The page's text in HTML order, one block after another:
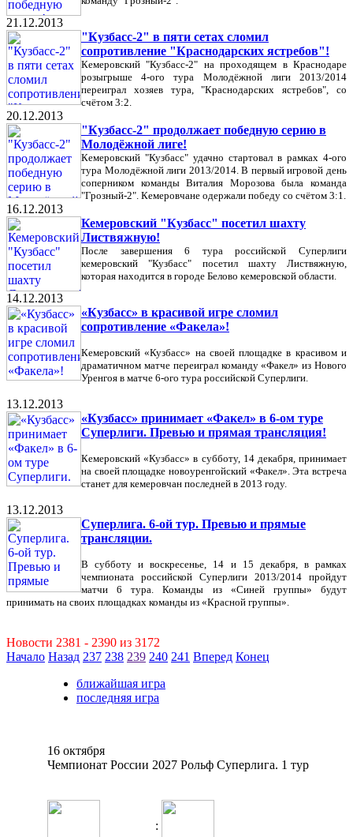
21.12.2013
"Кузбасс-2" в пяти сетах сломил
сопротивление "Краснодарских ястребов"!
Кемеровский "Кузбасс-2" на проходящем в Краснодаре
розыгрыше 4-ого тура Молодёжной лиги 2013/2014
переиграл хозяев тура, "Краснодарских ястребов", со
счётом 3:2.
20.12.2013
"Кузбасс-2" продолжает победную серию в
Молодёжной лиге!
Кемеровский "Кузбасс" удачно стартовал в рамках 4-ого
тура Молодёжной лиги 2013/2014. В первый игровой день
соперником команды Виталия Морозова была команда
"Грозный-2". Кемеровчане одержали победу со счётом 3:1.
16.12.2013
Кемеровский "Кузбасс" посетил шахту
Листвяжную!
После завершения 6 тура российской Суперлиги
кемеровский "Кузбасс" посетил шахту Листвяжную,
которая находится в городе Белово кемеровской области.
14.12.2013
«Кузбасс» в красивой игре сломил
сопротивление «Факела»!
Кемеровский «Кузбасс» на своей площадке в красивом и
драматичном матче переиграл команду «Факел» из Нового
Уренгоя в матче 6-ого тура российской Суперлиги.
13.12.2013
«Кузбасс» принимает «Факел» в 6-ом туре
Суперлиги. Превью и прямая трансляция!
Кемеровский «Кузбасс» в субботу, 14 декабря, принимает
на своей площадке новоуренгойский «Факел». Эта встреча
станет для кемеровчан последней в 2013 году.
13.12.2013
Суперлига. 6-ой тур. Превью и прямые
трансляции.
В субботу и воскресенье, 14 и 15 декабря, в рамках
чемпионата российской Суперлиги 2013/2014 пройдут
матчи 6 тура. Команды из «Синей группы» будут
принимать на своих площадках команды из «Красной группы».
Новости 2381 - 2390 из 3172
Начало Назад 237 238 239 240 241 Вперед Конец
ближайшая игра
последняя игра
16 октября
Чемпионат России 2027 Рольф Суперлига. 1 тур
: